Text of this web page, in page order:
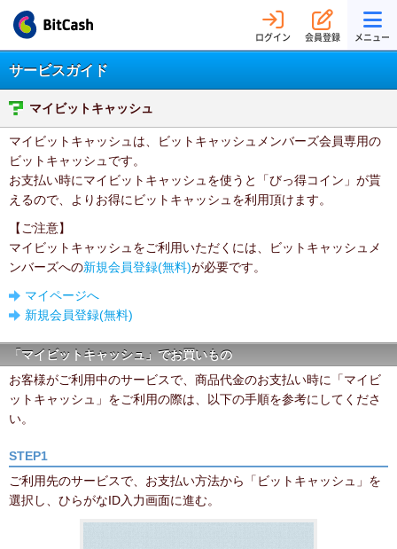
ログイン 会員登録 メニュー
サービスガイド
マイビットキャッシュ
マイビットキャッシュは、ビットキャッシュメンバーズ会員専用の
ビットキャッシュです。
お支払い時にマイビットキャッシュを使うと「びっ得コイン」が貰
えるので、よりお得にビットキャッシュを利用頂けます。
【ご注意】
マイビットキャッシュをご利用いただくには、ビットキャッシュメ
ンバーズへの新規会員登録(無料)が必要です。
マイページへ
新規会員登録(無料)
「マイビットキャッシュ」でお買いもの
お客様がご利用中のサービスで、商品代金のお支払い時に「マイビ
ットキャッシュ」をご利用の際は、以下の手順を参考にしてくださ
い。
STEP1
ご利用先のサービスで、お支払い方法から「ビットキャッシュ」を
選択し、ひらがなID入力画面に進む。